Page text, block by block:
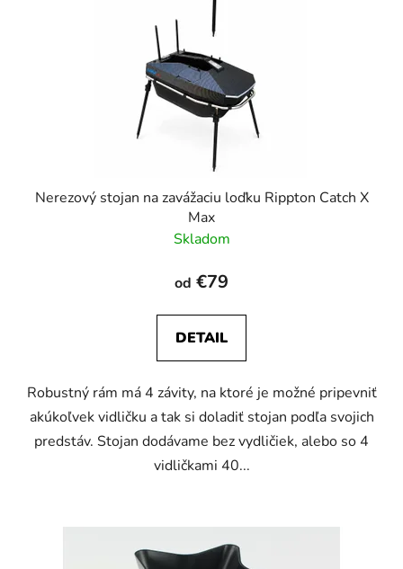
Nerezový stojan na zavážaciu loďku Rippton Catch X
Max
Skladom
od €79
DETAIL
Robustný rám má 4 závity, na ktoré je možné pripevniť
akúkoľvek vidličku a tak si doladiť stojan podľa svojich
predstáv. Stojan dodávame bez vydličiek, alebo so 4
vidličkami 40...